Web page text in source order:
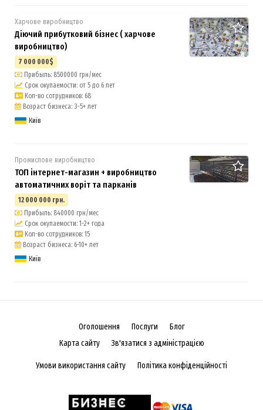
Харчове виробництво
Діючий прибутковий бізнес ( харчове
виробництво)
7 000 000$
Прибыль: 8500000 грн/мес
Срок окупаемости: от 5 до 6 лет
Кол-во сотрудников: 68
Возраст бизнеса: 3-5+ лет
Київ
Промислове виробництво
ТОП інтернет-магазин + виробництво
автоматичних воріт та парканів
12 000 000 грн.
Прибыль: 840000 грн/мес
Срок окупаемости: 1-2+ года
Кол-во сотрудников: 15
Возраст бизнеса: 6-10+ лет
Київ
Оголошення Послуги
Блог
Карта сайту
Зв'язатися з адміністрацією
Умови використання сайту Політика конфіденційності